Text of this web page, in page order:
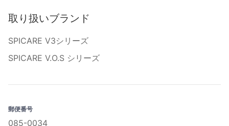
取り扱いブランド
SPICARE V3シリーズ
SPICARE V.O.S シリーズ
郵便番号
085-0034